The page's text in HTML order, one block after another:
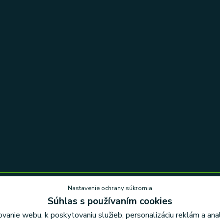
Nastavenie ochrany súkromia
Nastavenie ochrany súkromia
Súhlas s používaním cookies
webu, k poskytovaniu služieb, personalizáciu reklám a